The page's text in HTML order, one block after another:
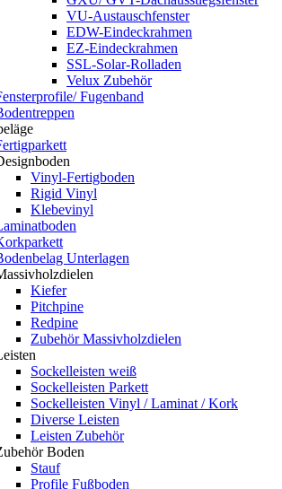
VU-Austauschfenster
EDW-Eindeckrahmen
EZ-Eindeckrahmen
SSL-Solar-Rolladen
Velux Zubehör
Fugenband
Vinyl-Fertigboden
Rigid Vinyl
Klebevinyl
Unterlagen
Kiefer
Pitchpine
Redpine
Zubehör Massivholzdielen
Sockelleisten weiß
Sockelleisten Parkett
Sockelleisten Vinyl / Laminat / Kork
Diverse Leisten
Leisten Zubehör
Boden
Stauf
Profile Fußboden